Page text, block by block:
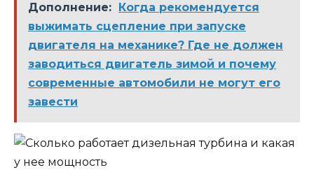
Дополнение: Когда рекомендуется
выжимать сцепление при запуске
двигателя на механике? Где не должен
заводиться двигатель зимой и почему
современные автомобили не могут его
завести